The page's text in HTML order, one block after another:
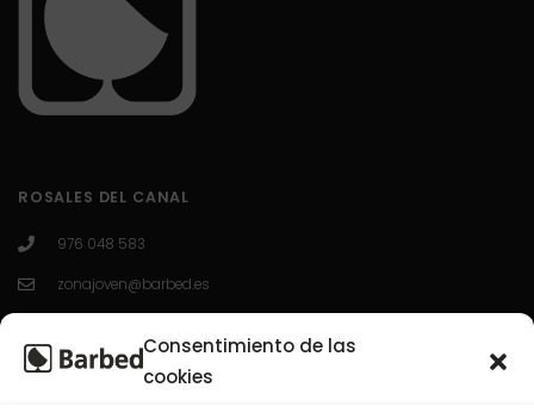
Consentimiento de las
cookies
ROSALES DEL CANAL
976 048 583
zonajoven@barbed.es
L-V 10:00-13:30 / 16:30-20:00